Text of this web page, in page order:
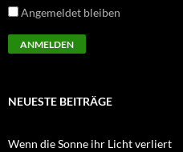
Angemeldet bleiben
NEUESTE BEITRÄGE
Wenn die Sonne ihr Licht verliert